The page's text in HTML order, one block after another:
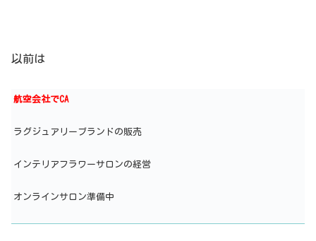
以前は
航空会社でCA
ラグジュアリーブランドの販売
インテリアフラワーサロンの経営
オンラインサロン準備中